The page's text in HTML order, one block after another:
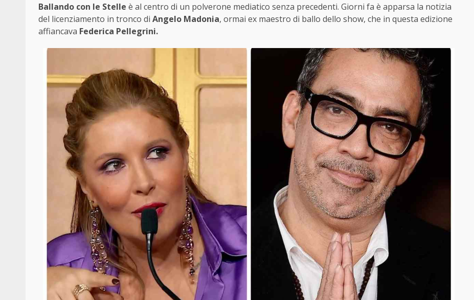
Ballando con le Stelle è al centro di un polverone mediatico senza precedenti. Giorni fa è apparsa la notizia
del licenziamento in tronco di Angelo Madonia, ormai ex maestro di ballo dello show, che in questa edizione
affiancava Federica Pellegrini.